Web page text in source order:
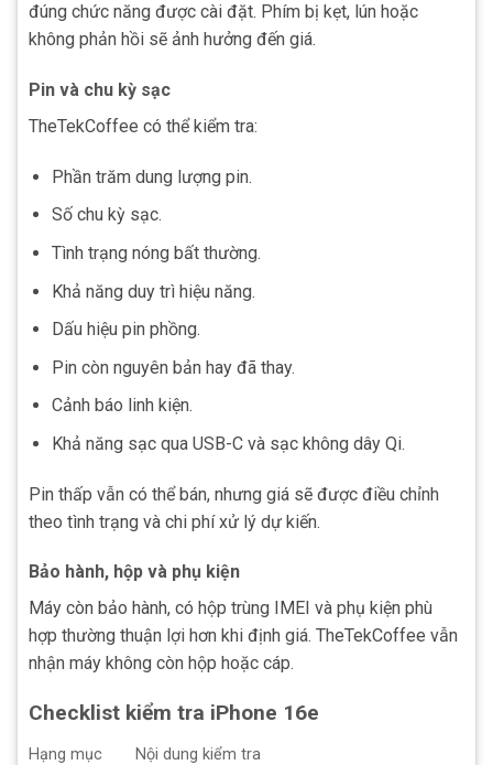
đúng chức năng được cài đặt. Phím bị kẹt, lún hoặc
không phản hồi sẽ ảnh hưởng đến giá.
Pin và chu kỳ sạc
TheTekCoffee có thể kiểm tra:
Phần trăm dung lượng pin.
Số chu kỳ sạc.
Tình trạng nóng bất thường.
Khả năng duy trì hiệu năng.
Dấu hiệu pin phồng.
Pin còn nguyên bản hay đã thay.
Cảnh báo linh kiện.
Khả năng sạc qua USB-C và sạc không dây Qi.
Pin thấp vẫn có thể bán, nhưng giá sẽ được điều chỉnh
theo tình trạng và chi phí xử lý dự kiến.
Bảo hành, hộp và phụ kiện
Máy còn bảo hành, có hộp trùng IMEI và phụ kiện phù
hợp thường thuận lợi hơn khi định giá. TheTekCoffee vẫn
nhận máy không còn hộp hoặc cáp.
Checklist kiểm tra iPhone 16e
Hạng mục
Nội dung kiểm tra